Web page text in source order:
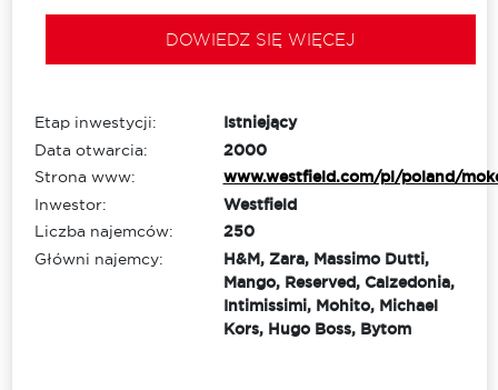
DOWIEDZ SIĘ WIĘCEJ
Etap inwestycji:
Istniejący
Data otwarcia:
2000
Strona www:
www.westfield.com/pl/poland/
Inwestor:
Westfield
Liczba najemców:
250
Główni najemcy:
H&M, Zara, Massimo Dutti,
Mango, Reserved, Calzedonia,
Intimissimi, Mohito, Michael
Kors, Hugo Boss, Bytom